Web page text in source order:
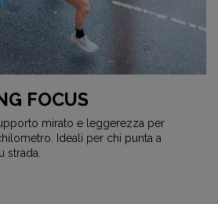
FOCUS
mirato e leggerezza per
Ideali per chi punta a
strada.